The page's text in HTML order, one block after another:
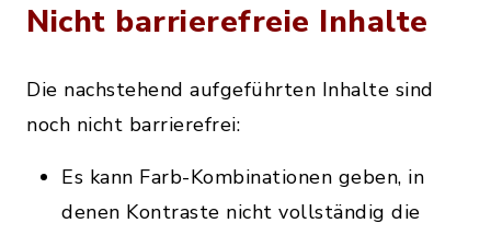
Nicht barrierefreie Inhalte
Die nachstehend aufgeführten Inhalte sind
noch nicht barrierefrei:
Es kann Farb-Kombinationen geben, in
denen Kontraste nicht vollständig die